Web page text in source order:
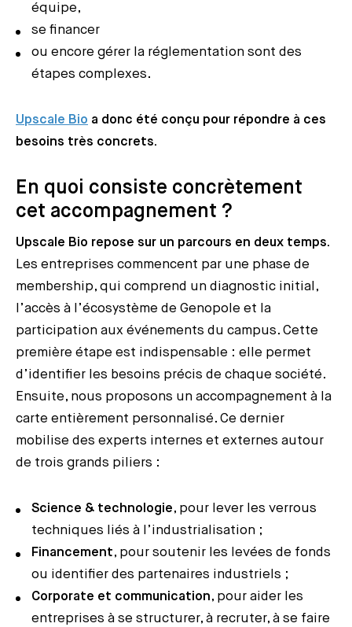
équipe,
se financer
ou encore gérer la réglementation sont des
étapes complexes.
Upscale Bio a donc été conçu pour répondre à ces
besoins très concrets.
En quoi consiste concrètement
cet accompagnement ?
Upscale Bio repose sur un parcours en deux temps.
Les entreprises commencent par une phase de
membership, qui comprend un diagnostic initial,
l’accès à l’écosystème de Genopole et la
participation aux événements du campus. Cette
première étape est indispensable : elle permet
d’identifier les besoins précis de chaque société.
Ensuite, nous proposons un accompagnement à la
carte entièrement personnalisé. Ce dernier
mobilise des experts internes et externes autour
de trois grands piliers :
Science & technologie, pour lever les verrous
techniques liés à l’industrialisation ;
Financement, pour soutenir les levées de fonds
ou identifier des partenaires industriels ;
Corporate et communication, pour aider les
entreprises à se structurer, à recruter, à se faire